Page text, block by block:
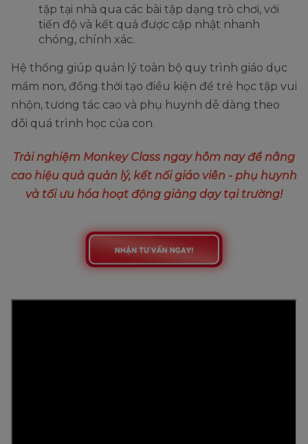
tập tại nhà qua các bài tập dạng trò chơi, với
tiến độ và kết quả được cập nhật nhanh
chóng, chính xác.
Hệ thống giúp quản lý toàn bộ quy trình giáo dục
mầm non, đồng thời tạo điều kiện để trẻ học tập vui
nhộn, tương tác cao và phụ huynh dễ dàng theo
dõi quá trình học của con.
Trải nghiệm Monkey Class ngay hôm nay để nâng
cao hiệu quả quản lý, kết nối giáo viên - phụ huynh
và tối ưu hóa hoạt động giảng dạy tại trường!